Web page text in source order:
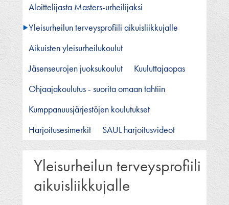
Aloittelijasta Masters-urheilijaksi
Yleisurheilun terveysprofiili aikuisliikkujalle
Aikuisten yleisurheilukoulut
Jäsenseurojen juoksukoulut
Kuuluttajaopas
Ohjaajakoulutus - suorita omaan tahtiin
Kumppanuusjärjestöjen koulutukset
Harjoitusesimerkit
SAUL harjoitusvideot
Yleisurheilun terveysprofiili
aikuisliikkujalle